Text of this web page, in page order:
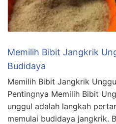
Memilih Bibit Jangkrik
Budidaya
Memilih Bibit Jangkrik
Pentingnya Memilih Bibit
unggul adalah langkah
memulai budidaya jangkrik.